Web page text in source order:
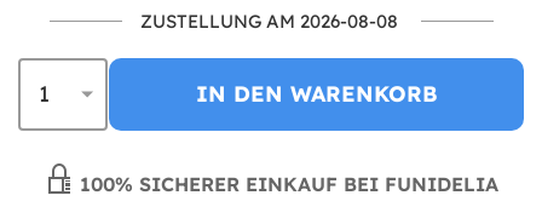
ZUSTELLUNG AM 2026-08-08
IN DEN WARENKORB
100% SICHERER EINKAUF BEI FUNIDELIA